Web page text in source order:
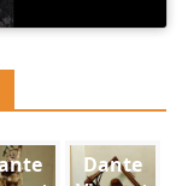
Dante